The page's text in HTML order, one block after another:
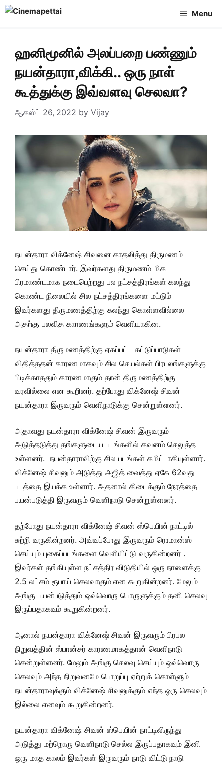
Skip
Menu
ஹனிமூனில் அலப்பறை பண்ணும்
நயன்தாரா,விக்கி.. ஒரு நாள்
கூத்துக்கு இவ்வளவு செலவா?
ஆகஸ்ட் 26, 2022 by Vijay
நயன்தாரா விக்னேஷ் சிவனை காதலித்து திருமணம்
செய்து கொண்டார். இவர்களது திருமணம் மிக
பிரமாண்டமாக நடைபெற்றது பல நட்சத்திரங்கள் கலந்து
கொண்ட நிலையில் சில நட்சத்திரங்களை மட்டும்
இவர்களது திருமணத்திற்கு கலந்து கொள்ளவில்லை
அதற்கு பலவித காரணங்களும் வெளியாகின.
நயன்தாரா திருமணத்திற்கு ஏகப்பட்ட கட்டுப்பாடுகள்
விதித்ததன் காரணமாகவும் சில செயல்கள் பிரபலங்களுக்கு
பிடிக்காததும் காரணமாகும் தான் திருமணத்திற்கு
வரவில்லை என கூறினர். தற்போது விக்னேஷ் சிவன்
நயன்தாரா இருவரும் வெளிநாடுக்கு சென்றுள்ளனர்.
அதாவது நயன்தாரா விக்னேஷ் சிவன் இருவரும்
அடுத்தடுத்து தங்களுடைய படங்களில் கவனம் செலுத்த
உள்ளனர். நயன்தாராவிற்கு சில படங்கள் கமிட்டாகியுள்ளார்.
விக்னேஷ் சிவனும் அடுத்து அஜித் வைத்து ஏகே 62வது
படத்தை இயக்க உள்ளார். அதனால் கிடைக்கும் நேரத்தை
பயன்படுத்தி இருவரும் வெளிநாடு சென்றுள்ளனர்.
தற்போது நயன்தாரா விக்னேஷ் சிவன் ஸ்பெயின் நாட்டில்
சுற்றி வருகின்றனர். அவ்வப்போது இருவரும் ரொமான்ஸ்
செய்யும் புகைப்படங்களை வெளியிட்டு வருகின்றனர் .
இவர்கள் தங்கியுள்ள நட்சத்திர விடுதியில் ஒரு நாளைக்கு
2.5 லட்சம் ரூபாய் செலவாகும் என கூறுகின்றனர். மேலும்
அங்கு பயன்படுத்தும் ஒவ்வொரு பொருளுக்கும் தனி செலவு
இருப்பதாகவும் கூறுகின்றனர்.
ஆனால் நயன்தாரா விக்னேஷ் சிவன் இருவரும் பிரபல
நிறுவத்தின் ஸ்பான்சர் காரணமாகத்தான் வெளிநாடு
சென்றுள்ளனர். மேலும் அங்கு செலவு செய்யும் ஒவ்வொரு
செலவும் அந்த நிறுவனமே பொறுப்பு ஏற்றுக் கொள்ளும்
நயன்தாராவுக்கும் விக்னேஷ் சிவனுக்கும் எந்த ஒரு செலவும்
இல்லை எனவும் கூறுகின்றனர்.
நயன்தாரா விக்னேஷ் சிவன் ஸ்பெயின் நாட்டிலிருந்து
அடுத்து மற்றொரு வெளிநாடு செல்ல இருப்பதாகவும் இனி
ஒரு மாத காலம் இவர்கள் இருவரும் நாடு விட்டு நாடு